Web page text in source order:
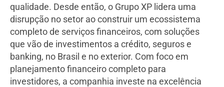
qualidade. Desde então, o Grupo XP lidera uma
disrupção no setor ao construir um ecossistema
completo de serviços financeiros, com soluções
que vão de investimentos a crédito, seguros e
banking, no Brasil e no exterior. Com foco em
planejamento financeiro completo para
investidores, a companhia investe na excelência